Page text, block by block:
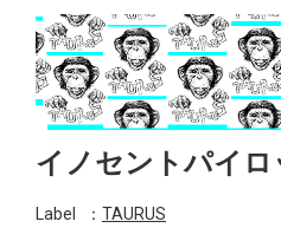
イノセントパイロ
Label ： TAURUS